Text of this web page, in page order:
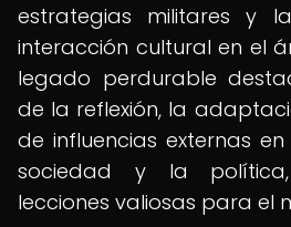
estrategias militares y
interacción cultural en el
legado perdurable
de la reflexión, la
de influencias externas
sociedad y la política,
lecciones valiosas para el